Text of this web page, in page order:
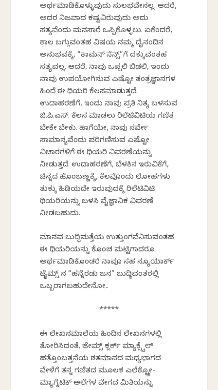
ಅರ್ಥಮಾಡಿಕೊಳ್ಳುವುದು ಸುಲಭವೇನಲ್ಲ. ಆದರೆ,
ಅದರ ನಿಜವಾದ ಕಷ್ಟವಿರುವುದು ಅದು
ಸತ್ಯವೆಂದು ಮನಸಾರೆ ಒಪ್ಪಿಕೊಳ್ಳಲು. ಏಕೆಂದರೆ,
ಕಾಲ ಬಗ್ಗುವಂತಹ ವಿಷಯ ನಮ್ಮ ದೈನಂದಿನ
ಅನುಭವಕ್ಕೆ, “ಕಾಮನ್ ಸೆನ್ಸ್”ಗೆ ದಕ್ಕುವಂತಹ
ಸತ್ಯವಲ್ಲ. ಆದರೆ, ನಾವು ಒಪ್ಪಲಿ ಬಿಡಲಿ, ಇಂದು
ನಾವು ಉಪಯೋಗಿಸುವ ಎಷ್ಟೋ ತಂತ್ರಜ್ಞಾನಗಳ
ಹಿಂದೆ ಈ ಥಿಯರಿ ಕೆಲಸಮಾಡುತ್ತದೆ.
ಉದಾಹರಣೆಗೆ, ಇಂದು ನಾವು ಪ್ರತಿ ನಿತ್ಯ ಬಳಸುವ
ಜಿ.ಪಿ.ಎಸ್. ಕೆಲಸ ಮಾಡಲು ರಿಲೆಟಿವಿಟಿಯ ಗಣಿತ
ಬೇಕೇ ಬೇಕು. ಹಾಗೆಯೇ, ನಾವು ಸರ್ವೇ
ಸಾಮಾನ್ಯವೆಂದು ಪರಿಗಣಿಸುವ ಎಷ್ಟೋ
ವಿಚಾರಗಳಿಗೆ ಈ ಥಿಯರಿ ವಿವರಣೆಯನ್ನು
ನೀಡುತ್ತದೆ. ಉದಾಹರಣೆಗೆ, ಬೆಳಕಿನ ಇರುವಿಕೆಗೆ,
ಚಿನ್ನದ ಹೊಂಬಣ್ಣಕ್ಕೆ, ಕೆಲವೊಂದು ಲೋಹಗಳು
ತುಕ್ಕು ಹಿಡಿಯದೇ ಇರುವುದಕ್ಕೆ ರಿಲೆಟಿವಿಟಿ
ಥಿಯರಿಯನ್ನು ಬಳಸಿ ವೈಜ್ಞಾನಿಕ ವಿವರಣೆ
ನೀಡಬಹುದು.
ಮಾನವ ಬುದ್ಧಿಮತ್ತೆಯ ಉತ್ತುಂಗವೆನಿಸುವಂತಹ
ಈ ಥಿಯರಿಯನ್ನು ಕೊಂಚ ಮಟ್ಟಿಗಾದರೂ
ಅರ್ಥಮಾಡಿಕೊಂಡರೆ ನಾವೂ ಸಹ ನ್ಯೂಯಾರ್ಕ್
ಟೈಮ್ಸ್‌ ನ “ಹನ್ನೆರಡು ಜನ” ಬುದ್ಧಿವಂತರಲ್ಲಿ
ಒಬ್ಬರಾಗಬಹುದೇನೋ..
*****
ಈ ಲೇಖನಮಾಲೆಯ ಹಿಂದಿನ ಲೇಖನಗಳಲ್ಲಿ
ತೋರಿಸಿದಂತೆ, ಜೇಮ್ಸ್ ಕ್ಲರ್ಕ್ ಮ್ಯಾಕ್ಸ್ವೆಲ್
ಹತ್ತೊಂಬತ್ತನೆಯ ಶತಮಾನದ ಮಧ್ಯಭಾಗದ
ವೇಳೆಗೆ ತನ್ನ ಗಣಿತದ ಮೂಲಕ ಎಲೆಕ್ಟ್ರೋ-
ಮ್ಯಾಗ್ನೆಟಿಕ್ ಅಲೆಗಳ ವೇಗದ ಮಿತಿಯನ್ನು